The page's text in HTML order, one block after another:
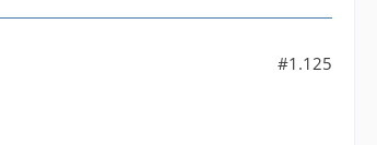
#1.125